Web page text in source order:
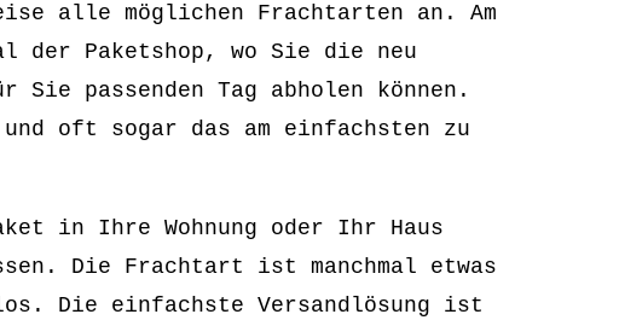
alle möglichen Frachtarten an. Am
der Paketshop, wo Sie die neu
passenden Tag abholen können.
oft sogar das am einfachsten zu
in Ihre Wohnung oder Ihr Haus
Die Frachtart ist manchmal etwas
Die einfachste Versandlösung ist